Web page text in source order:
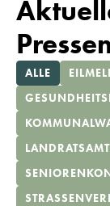
ALLE
LANDRATSAMT